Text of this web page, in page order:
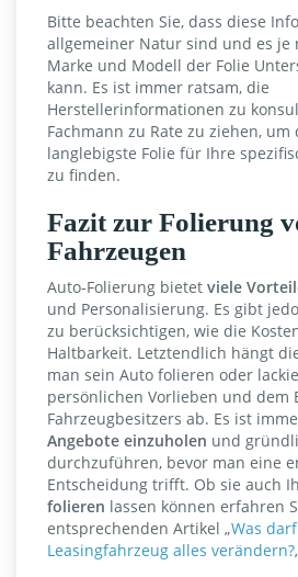
Bitte beachten Sie, dass diese
allgemeiner Natur sind und es je
Marke und Modell der Folie
kann. Es ist immer ratsam, die
Herstellerinformationen zu
Fachmann zu Rate zu ziehen,
langlebigste Folie für Ihre
zu finden.
Fazit zur Folierung
Fahrzeugen
Auto-Folierung bietet viele
und Personalisierung. Es gibt
zu berücksichtigen, wie die
Haltbarkeit. Letztendlich hängt
man sein Auto folieren oder
persönlichen Vorlieben und dem
Fahrzeugbesitzers ab. Es ist
Angebote einzuholen und
durchzuführen, bevor man eine
Entscheidung trifft. Ob sie auch
folieren lassen können erfahren
entsprechenden Artikel „Was
Leasingfahrzeug alles verändern?